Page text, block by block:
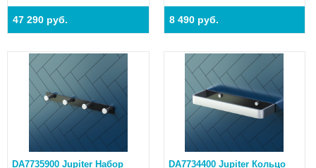
47 290 руб. 8 490 руб.
DA7735900 Jupiter Набор
DA7734400 Jupiter Кольцо